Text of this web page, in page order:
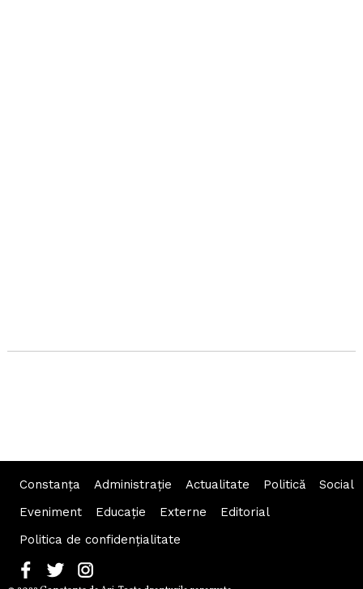
Constanța Administraţie Actualitate Politică
Social
Eveniment
Educaţie Externe
Editorial
Politica de confidențialitate